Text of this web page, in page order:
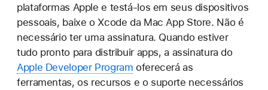
plataformas Apple e testá‑los em seus dispositivos
pessoais, baixe o Xcode da Mac App Store. Não é
necessário ter uma assinatura. Quando estiver
tudo pronto para distribuir apps, a assinatura do
Apple Developer Program oferecerá as
ferramentas, os recursos e o suporte necessários